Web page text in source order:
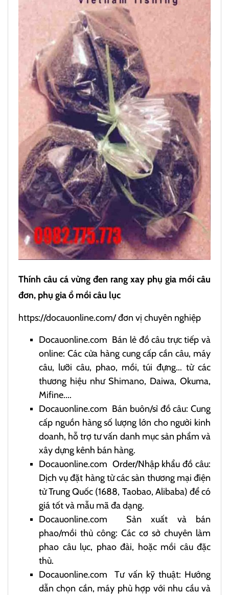
Thính câu cá vừng đen rang xay phụ gia mồi câu
đơn, phụ gia ổ mồi câu lục
https://docauonline.com/đơn vị chuyên nghiệp
Docauonline.com Bán lẻ đồ câu trực tiếp và
online: Các cửa hàng cung cấp cần câu, máy
câu, lưỡi câu, phao, mồi, túi đựng... từ các
thương hiệu như Shimano, Daiwa, Okuma,
Mifine....
Docauonline.com Bán buôn/sỉ đồ câu: Cung
cấp nguồn hàng số lượng lớn cho người kinh
doanh, hỗ trợ tư vấn danh mục sản phẩm và
xây dựng kênh bán hàng.
Docauonline.com Order/Nhập khẩu đồ câu:
Dịch vụ đặt hàng từ các sàn thương mại điện
tử Trung Quốc (1688, Taobao, Alibaba) để có
giá tốt và mẫu mã đa dạng.
Docauonline.com Sản xuất và bán
phao/mồi thủ công: Các cơ sở chuyên làm
phao câu lục, phao đài, hoặc mồi câu đặc
thù.
Docauonline.com Tư vấn kỹ thuật: Hướng
dẫn chọn cần, máy phù hợp với nhu cầu và